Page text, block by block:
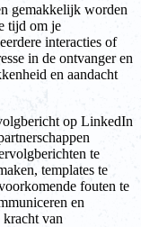
gemakkelijk worden
tijd om je
interacties of
in de ontvanger en
en aandacht
op LinkedIn
te
templates te
fouten te
en
van